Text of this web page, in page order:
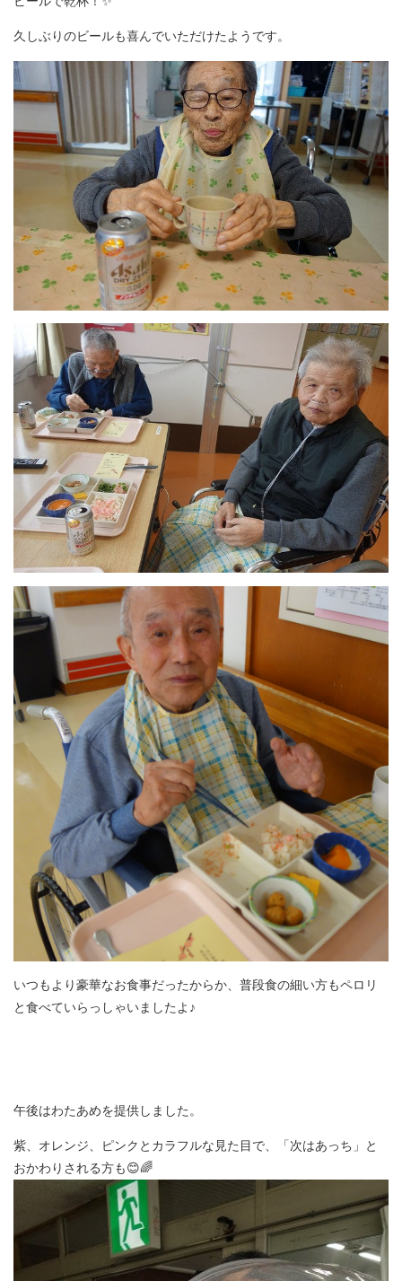
久しぶりのビールも喜んでいただけたようです。
いつもより豪華なお食事だったからか、普段食の細い方もペロリ
と食べていらっしゃいましたよ♪
午後はわたあめを提供しました。
紫、オレンジ、ピンクとカラフルな見た目で、「次はあっち」と
おかわりされる方も😊🌈